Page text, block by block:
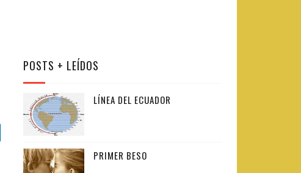
POSTS + LEÍDOS
LÍNEA DEL ECUADOR
PRIMER BESO